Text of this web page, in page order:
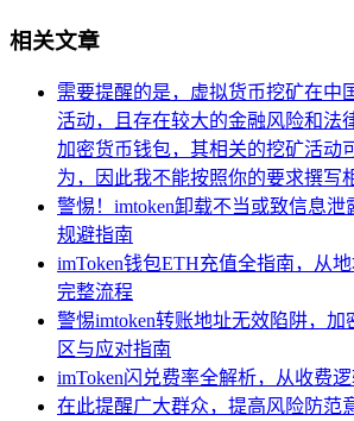
相关文章
需要提醒的是，虚拟货币挖矿在中
活动，且存在较大的金融风险和法
加密货币钱包，其相关的挖矿活动
为，因此我不能按照你的要求撰写
警惕！imtoken卸载不当或致信息
规避指南
imToken钱包ETH充值全指南，从
完整流程
警惕imtoken转账地址无效陷阱，
区与应对指南
imToken闪兑费率全解析，从收费
在此提醒广大群众，提高风险防范